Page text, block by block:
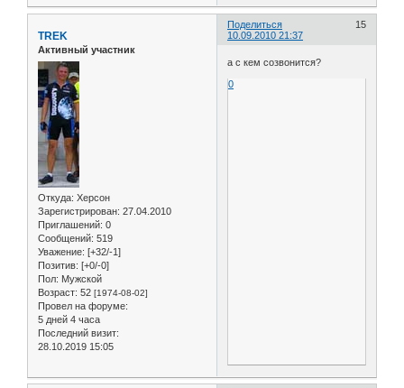
Поделиться
15
10.09.2010 21:37
TREK
Активный участник
Откуда: Херсон
Зарегистрирован: 27.04.2010
Приглашений: 0
Сообщений: 519
Уважение: [+32/-1]
Позитив: [+0/-0]
Пол: Мужской
Возраст: 52 [1974-08-02]
Провел на форуме:
5 дней 4 часа
Последний визит:
28.10.2019 15:05
а с кем созвонится?
0